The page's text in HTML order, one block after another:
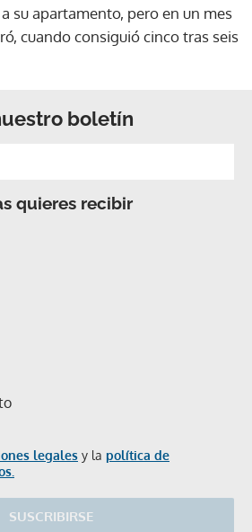
su apartamento, pero en un mes
cuando consiguió cinco tras seis
boletín
quieres recibir
legales y la política de
SUSCRIBIRSE